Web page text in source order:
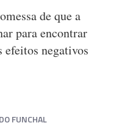
de que a
para encontrar
negativos
FUNCHAL